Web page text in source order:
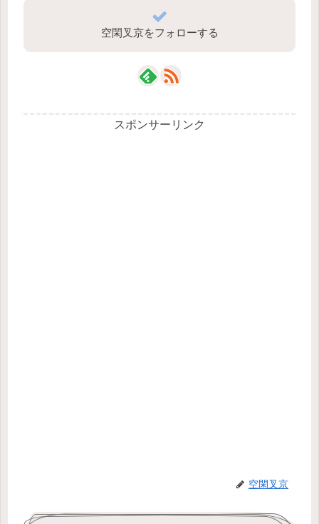
空閑叉京をフォローする
スポンサーリンク
空閑叉京